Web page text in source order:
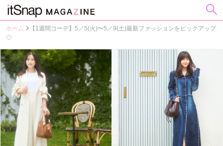
ホーム
【1週間コーデ】5／5(火)〜5／9(土)最新ファッションをピックアップ
♡